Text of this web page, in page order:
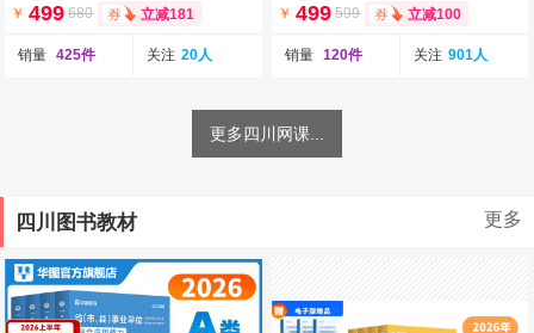
￥ 499 680 立减181
销量 425件 关注 20人
￥ 499 599 立减100
销量 120件 关注 901人
更多四川网课...
更多
四川图书教材